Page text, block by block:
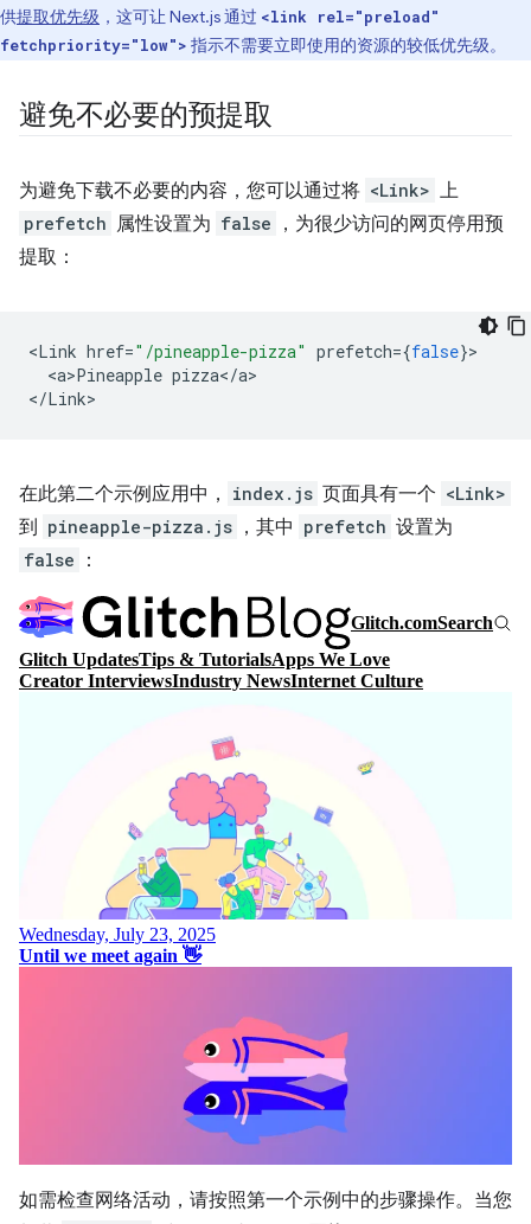
供提取优先级 ，这可让 Next.js 通过 <link rel="preload"
fetchpriority="low"> 指示不需要立即使用的资源的较低优先级。
避免不必要的预提取
为避免下载不必要的内容，您可以通过将 <Link> 上
prefetch 属性设置为 false
，为很少访问的网页停用预
提取：
<Link href="/pineapple-pizza" prefetch={false}
<a>Pineapple pizza</a>
</Link
在此第二个示例应用中， index.js 页面具有一个 <Link>
到 pineapple-pizza.js ，其中 prefetch 设置为
false ：
如需检查网络活动，请按照第一个示例中的步骤操作。当您